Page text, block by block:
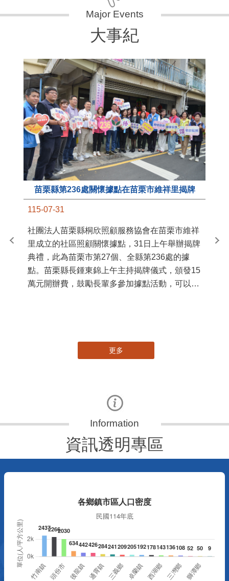
大事紀
苗栗縣第236處關懷據點在苗栗市維祥里揭牌
115-07-31
社團法人苗栗縣桐欣照顧服務協會在苗栗市維祥
里成立的社區照顧關懷據點，31日上午舉辦揭牌
典禮，此為苗栗市第27個、全縣第236處的據
點。苗栗縣長鍾東錦上午主持揭牌儀式，頒發15
萬元開辦費，鼓勵長輩多參加據點活動，可以更
苗
更多
資訊透明專區